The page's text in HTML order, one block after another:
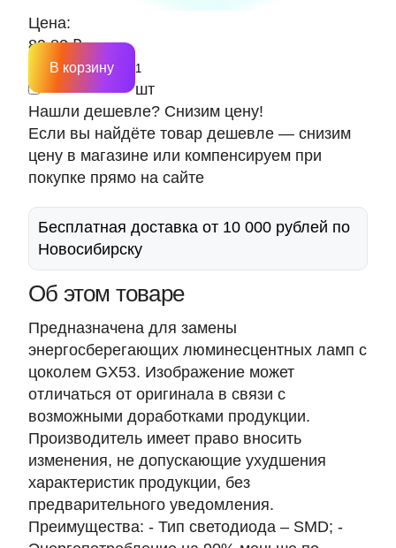
Цена:
89.82 ₽
шт
В корзину
Нашли дешевле? Снизим цену!
Если вы найдёте товар дешевле — снизим
цену в магазине или компенсируем при
покупке прямо на сайте
Бесплатная доставка от 10 000 рублей по
Новосибирску
Об этом товаре
Предназначена для замены
энергосберегающих люминесцентных ламп c
цоколем GX53. Изображение может
отличаться от оригинала в связи с
возможными доработками продукции.
Производитель имеет право вносить
изменения, не допускающие ухудшения
характеристик продукции, без
предварительного уведомления.
Преимущества: - Тип светодиода – SMD; -